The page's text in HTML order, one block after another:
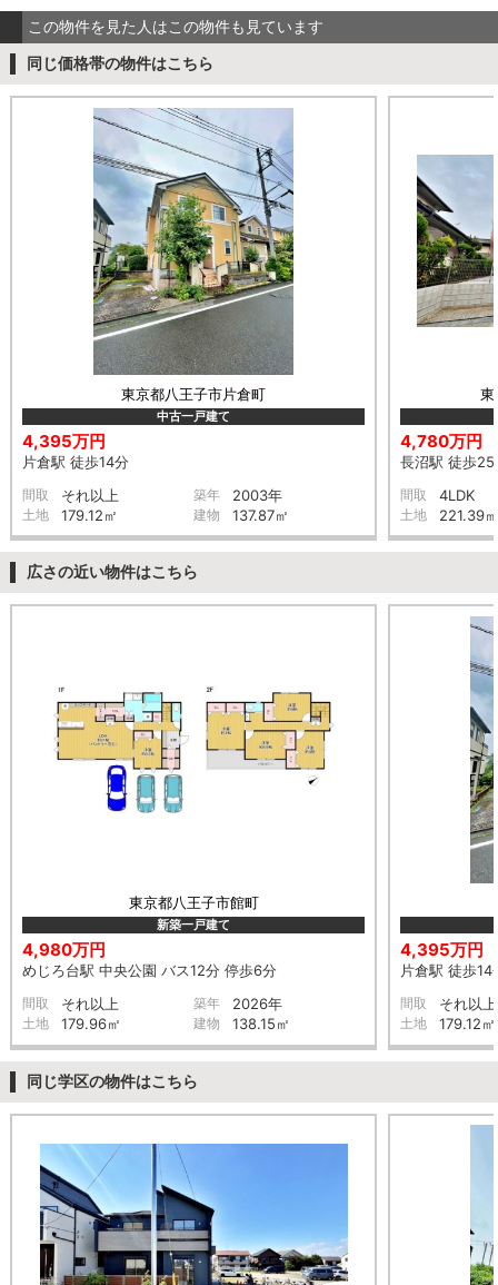
この物件を見た人はこの物件も見ています
同じ価格帯の物件はこちら
東京都八王子市片倉町
中古一戸建て
4,395万円
片倉駅 徒歩14分
間取 それ以上 築年 2003年
土地 179.12㎡ 建物 137.87㎡
東
4,780万円
長沼駅 徒歩25
間取 4LDK
土地 221.39㎡
広さの近い物件はこちら
東京都八王子市館町
新築一戸建て
4,980万円
めじろ台駅 中央公園 バス12分 停歩6分
間取 それ以上 築年 2026年
土地 179.96㎡ 建物 138.15㎡
4,395万円
片倉駅 徒歩14
間取 それ以上
土地 179.12㎡
同じ学区の物件はこちら